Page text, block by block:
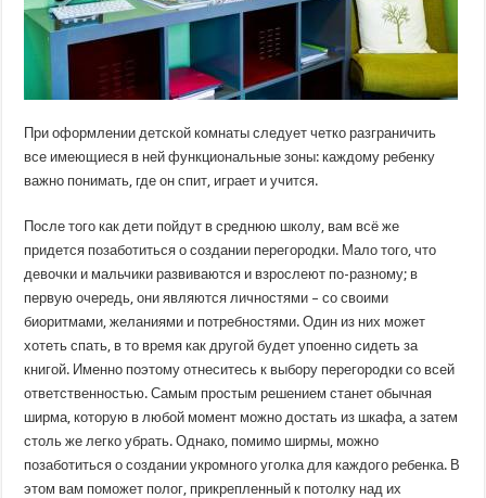
При оформлении детской комнаты следует четко разграничить
все имеющиеся в ней функциональные зоны: каждому ребенку
важно понимать, где он спит, играет и учится.
После того как дети пойдут в среднюю школу, вам всё же
придется позаботиться о создании перегородки. Мало того, что
девочки и мальчики развиваются и взрослеют по-разному; в
первую очередь, они являются личностями – со своими
биоритмами, желаниями и потребностями. Один из них может
хотеть спать, в то время как другой будет упоенно сидеть за
книгой. Именно поэтому отнеситесь к выбору перегородки со всей
ответственностью. Самым простым решением станет обычная
ширма, которую в любой момент можно достать из шкафа, а затем
столь же легко убрать. Однако, помимо ширмы, можно
позаботиться о создании укромного уголка для каждого ребенка. В
этом вам поможет полог, прикрепленный к потолку над их